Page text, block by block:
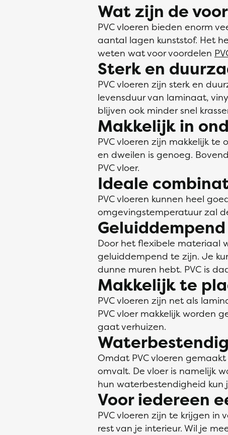
Wat zijn de
PVC vloeren bieden enorm
aantal lagen kunststof. Het
weten wat voor voordelen
Sterk en
PVC vloeren zijn sterk en
levensduur van laminaat,
blijven ook minder snel
Makkelijk in
PVC vloeren zijn makkelijk
en dweilen is genoeg.
PVC vloer.
Ideale
PVC vloeren kunnen heel
omgevingstemperatuur zal
Geluiddempend
Door het flexibele materiaal
geluiddempend te zijn. Je
dunne muren hebt. PVC is
Makkelijk te
PVC vloeren zijn net als
PVC vloer makkelijk worden
gaat verhuizen.
Waterbestendig
Omdat PVC vloeren
omvalt. De vloer is namelijk
hun waterbestendigheid kun
Voor iedereen
PVC vloeren zijn te krijgen in
rest van je interieur. Wil je